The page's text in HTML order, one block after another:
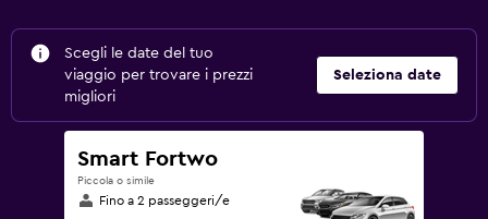
Scegli le date del tuo
viaggio per trovare i prezzi
migliori
Seleziona date
Smart Fortwo
Piccola o simile
Fino a 2 passeggeri/e